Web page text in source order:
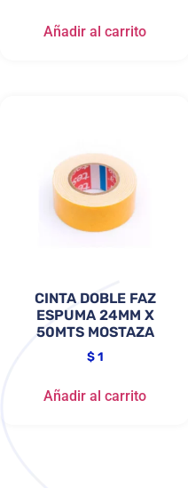
Añadir al carrito
CINTA DOBLE FAZ
ESPUMA 24MM X
50MTS MOSTAZA
$1
Añadir al carrito